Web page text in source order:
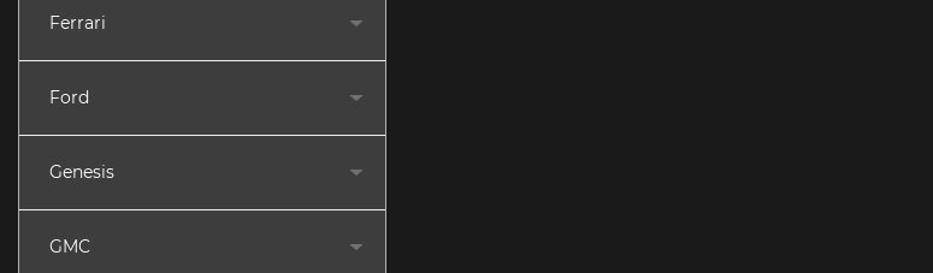
Ferrari
Ford
Genesis
GMC